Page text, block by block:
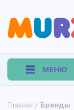
МЕНЮ
Главная / Бренды